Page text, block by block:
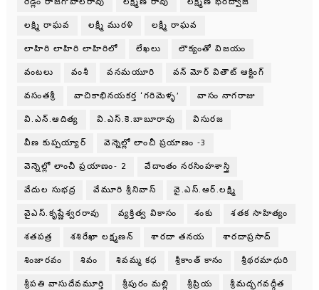
లక్ష్మి రాఘవ లక్ష్మీ మురళి లక్ష్మీ రాఘవ
లాహిరి లాహిరి లాహిరిలో లేఖలు లౌక్యంతో విజయం
వంటలు వంశీ వనమయూరి వన్ మోర్ వితౌట్ ఆక్టింగ్
వసంతశ్రీ వాచికాభినయకర్త ‘గరిమెళ్ళ’ వాసం నాగరాజు
వి.ఎన్.ఆదిత్య వి.ఎస్.కె.బాబూరావు విసురజ
వీణ కుప్పయ్యార్ వెన్నెల్లో లాంచీ ప్రయాణం -3
వెన్నెల్లో లాంచీ ప్రయాణం- 2 వేదాంతం నరసింహశాస్త్రి
వేదుల సుభద్ర వేమూరి శ్రీనివాస్ వై.ఎస్.ఆర్.లక్ష్మి
వైఎస్.కృష్ణేశ్వరరావు వ్యక్తిత్వ వికాసం శంకు శతక సాహిత్యం
శతపత్ర శశిరేఖా లక్ష్మణన్ శారదా తనయ శారదాప్రసాద్
శింజారవం శివం శివమ్మ కధ శ్రీకాంత్ కానం శ్రీథరమాధురి
శ్రీపతి వాసుదేవమూర్తి శ్రీపురం మల్లి శ్రీప్రియ శ్రీమద్భగవద్గీత